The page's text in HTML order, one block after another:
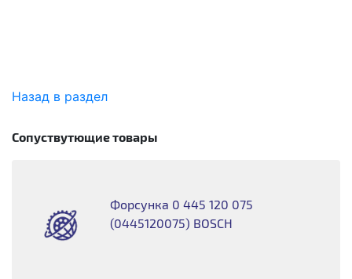
Назад в раздел
Сопуствутющие товары
Форсунка 0 445 120 075
(0445120075) BOSCH